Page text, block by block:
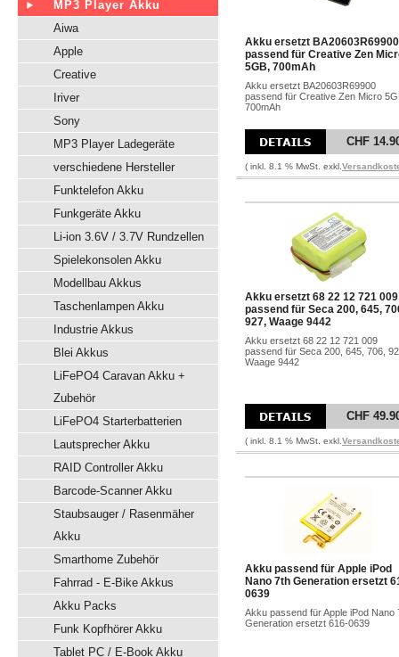
MP3 Player Akku
Aiwa
Apple
Creative
Iriver
Sony
MP3 Player Ladegeräte
verschiedene Hersteller
Funktelefon Akku
Funkgeräte Akku
Li-ion 3.6V / 3.7V Rundzellen
Spielekonsolen Akku
Modellbau Akkus
Taschenlampen Akku
Industrie Akkus
Blei Akkus
LiFePO4 Caravan Akku +
Zubehör
LiFePO4 Starterbatterien
Lautsprecher Akku
RAID Controller Akku
Barcode-Scanner Akku
Staubsauger / Rasenmäher
Akku
Smarthome Zubehör
Fahrrad - E-Bike Akkus
Akku Packs
Funk Kopfhörer Akku
Tablet PC / E-Book Akku
Akku ersetzt BA20603R69900
passend für Creative Zen
5GB, 700mAh
Akku ersetzt BA20603R69900
passend für Creative Zen Micro
700mAh
CHF
( inkl. 8.1 % MwSt. exkl.
Akku ersetzt 68 22 12 721 009
passend für Seca 200, 645,
927, Waage 9442
Akku ersetzt 68 22 12 721 009
passend für Seca 200, 645, 706,
Waage 9442
CHF
( inkl. 8.1 % MwSt. exkl.
Akku passend für Apple iPod
Nano 7th Generation ersetzt
0639
Akku passend für Apple iPod Nano
Generation ersetzt 616-0639